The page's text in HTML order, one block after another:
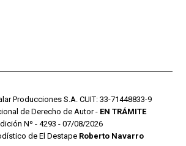
Producciones S.A. CUIT: 33-71448833-9
de Derecho de Autor - EN TRÁMITE
Nº - 4293 - 07/08/2026
de El Destape Roberto Navarro